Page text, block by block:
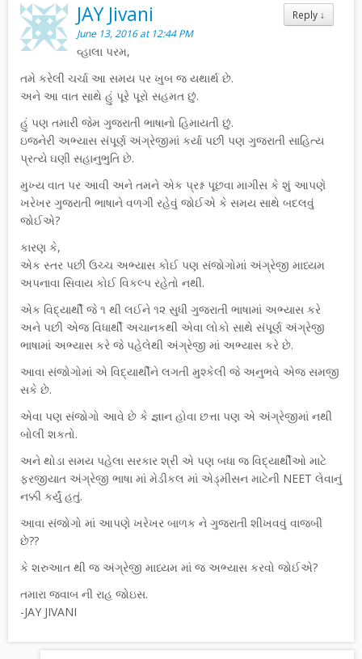
Reply ↓
JAY Jivani
June 13, 2016 at 12:44 PM
વ્હાલા પરમ,
તમે કરેલી ચર્ચા આ સમય પર ખુબ જ યથાર્થ છે.
અને આ વાત સાથે હું પૂરે પૂરો સહમત છું.
હું પણ તમારી જેમ ગુજરાતી ભાષાનો હિમાયતી છું.
ઇજનેરી અભ્યાસ સંપૂર્ણ અંગ્રેજીમાં કર્યા પછી પણ ગુજરાતી સાહિત્ય
પ્રત્યે ઘણી સહાનુભુતિ છે.
મુખ્ય વાત પર આવી અને તમને એક પ્રશ્ન પૂછવા માગીસ કે શું આપણે
ખરેખર ગુજરાતી ભાષાને વળગી રહેવું જોઈએ કે સમય સાથે બદલવું
જોઈએ?
કારણ કે,
એક સ્તર પછી ઉચ્ચ અભ્યાસ કોઈ પણ સંજોગોમાં અંગ્રેજી માધ્યમ
અપનાવા સિવાય કોઈ વિકલ્પ રહેતો નથી.
એક વિદ્યાર્થી જે ૧ થી લઈને ૧૨ સુધી ગુજરાતી ભાષામાં અભ્યાસ કરે
અને પછી એજ વિધાર્થી અચાનકથી એવા લોકો સાથે સંપૂર્ણ અંગ્રેજી
ભાષામાં અભ્યાસ કરે જે પહેલેથી અંગ્રેજી માં અભ્યાસ કરે છે.
આવા સંજોગોમાં એ વિદ્યાર્થીને લગતી મુશ્કેલી જે અનુભવે એજ સમજી
સકે છે.
એવા પણ સંજોગો આવે છે કે જ્ઞાન હોવા છત્તા પણ એ અંગ્રેજીમાં નથી
બોલી શકતો.
અને થોડા સમય પહેલા સરકાર શ્રી એ પણ બધા જ વિદ્યાર્થીઓ માટે
ફરજીયાત અંગ્રેજી ભાષા માં મેડીકલ માં એડ્મીસન માટેની NEET લેવાનું
નક્કી કર્યું હતું.
આવા સંજોગો માં આપણે ખરેખર બાળક ને ગુજરાતી શીખવવું વાજબી
છે??
કે શરુઆત થી જ અંગ્રેજી માધ્યમ માં જ અભ્યાસ કરવો જોઈએ?
તમારા જવાબ ની રાહ જોઇસ.
-JAY JIVANI